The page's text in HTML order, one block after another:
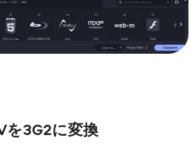
を3G2に変換